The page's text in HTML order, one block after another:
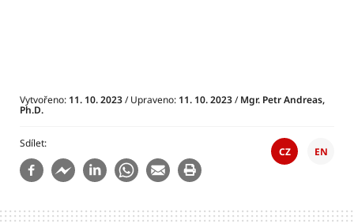
Vytvořeno: 11. 10. 2023/ Upraveno: 11. 10. 2023/Mgr. Petr Andreas,
Ph.D.
Sdílet
CZ EN